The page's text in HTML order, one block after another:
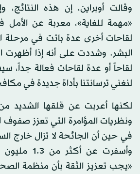
وقالت أوبراين، إن هذه النتائج،
«مهمة للغاية»، معربة عن الأمل
لقاحات أخرى عدة باتت في مرحلة
البشر. وشددت على أنه إذا أظهرت
لقاحاً أو عدة لقاحات فعالة جداً،
لنغني ترسانتنا بأداة جديدة في
لكنها أعربت عن قلقها الشديد من
ونظريات المؤامرة التي تعزز صفوف
في حين أن الجائحة لا تزال خارج
وأسفرت عن
«يجب تعزيز الثقة بأن منظمة